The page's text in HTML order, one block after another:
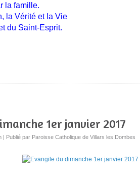
la famille.
la Vérité et la Vie
du Saint-Esprit.
1er janvier 2017
| Publié par Paroisse Catholique de Villars les Dombes